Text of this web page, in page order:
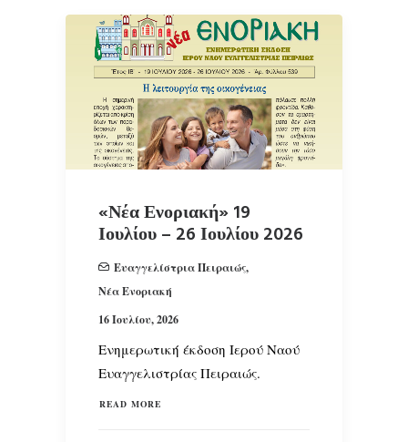
«Νέα Ενοριακή» 19
Ιουλίου – 26 Ιουλίου 2026
Ευαγγελίστρια Πειραιώς,
Νέα Ενοριακή
16 Ιουλίου, 2026
Ενημερωτική έκδοση Ιερού Ναού
Ευαγγελιστρίας Πειραιώς.
READ MORE